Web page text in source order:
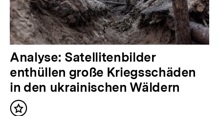
Analyse: Satellitenbilder
enthüllen große Kriegsschäden
in den ukrainischen Wäldern
Inhalt